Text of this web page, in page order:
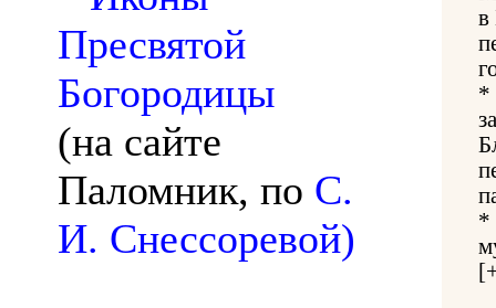
Пресвятой
Богородицы
(на сайте
Паломник, по С.
И. Снессоревой)
в
*
*